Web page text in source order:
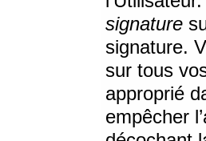
signature
signature.
sur tous
approprié
empêcher